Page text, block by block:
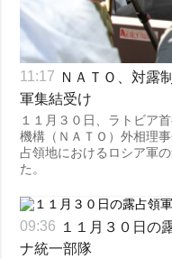
11:17 ＮＡＴＯ、対露
軍集結受け
１１月３０日、ラトビア
機構（ＮＡＴＯ）外相理
占領地におけるロシア軍
た。
09:36 １１月３０日の
ナ統一部隊